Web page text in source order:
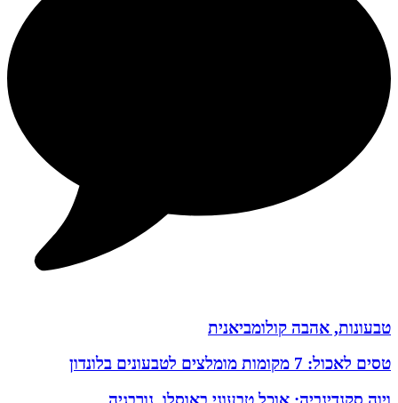
טבעונות, אהבה קולומביאנית
טסים לאכול: 7 מקומות מומלצים לטבעונים בלונדון